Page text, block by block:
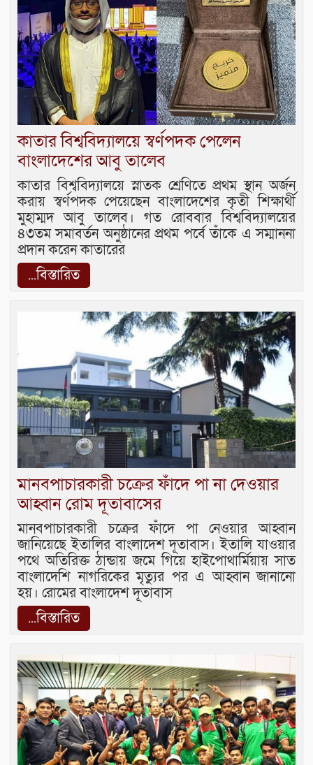
কাতার বিশ্ববিদ্যালয়ে স্বর্ণপদক পেলেন
বাংলাদেশের আবু তালেব
কাতার বিশ্ববিদ্যালয়ে স্নাতক শ্রেণিতে প্রথম স্থান অর্জন
করায় স্বর্ণপদক পেয়েছেন বাংলাদেশের কৃতী শিক্ষার্থী
মুহাম্মদ আবু তালেব। গত রোববার বিশ্ববিদ্যালয়ের
৪৩তম সমাবর্তন অনুষ্ঠানের প্রথম পর্বে তাঁকে এ সম্মাননা
প্রদান করেন কাতারের
...বিস্তারিত
মানবপাচারকারী চক্রের ফাঁদে পা না দেওয়ার
আহ্বান রোম দূতাবাসের
মানবপাচারকারী চক্রের ফাঁদে পা নেওয়ার আহ্বান
জানিয়েছে ইতালির বাংলাদেশ দূতাবাস। ইতালি যাওয়ার
পথে অতিরিক্ত ঠান্ডায় জমে গিয়ে হাইপোথার্মিয়ায় সাত
বাংলাদেশি নাগরিকের মৃত্যুর পর এ আহ্বান জানানো
হয়। রোমের বাংলাদেশ দূতাবাস
...বিস্তারিত